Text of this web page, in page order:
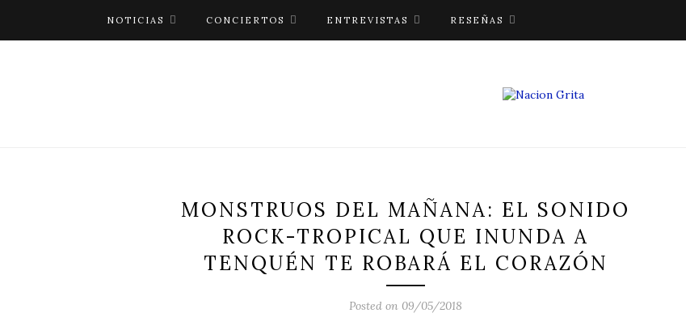
NOTICIAS CONCIERTOS ENTREVISTAS RESEÑAS
MONSTRUOS DEL MAÑANA: EL SONIDO
ROCK-TROPICAL QUE INUNDA A
TENQUÉN TE ROBARÁ EL CORAZÓN
Posted on 09/05/2018